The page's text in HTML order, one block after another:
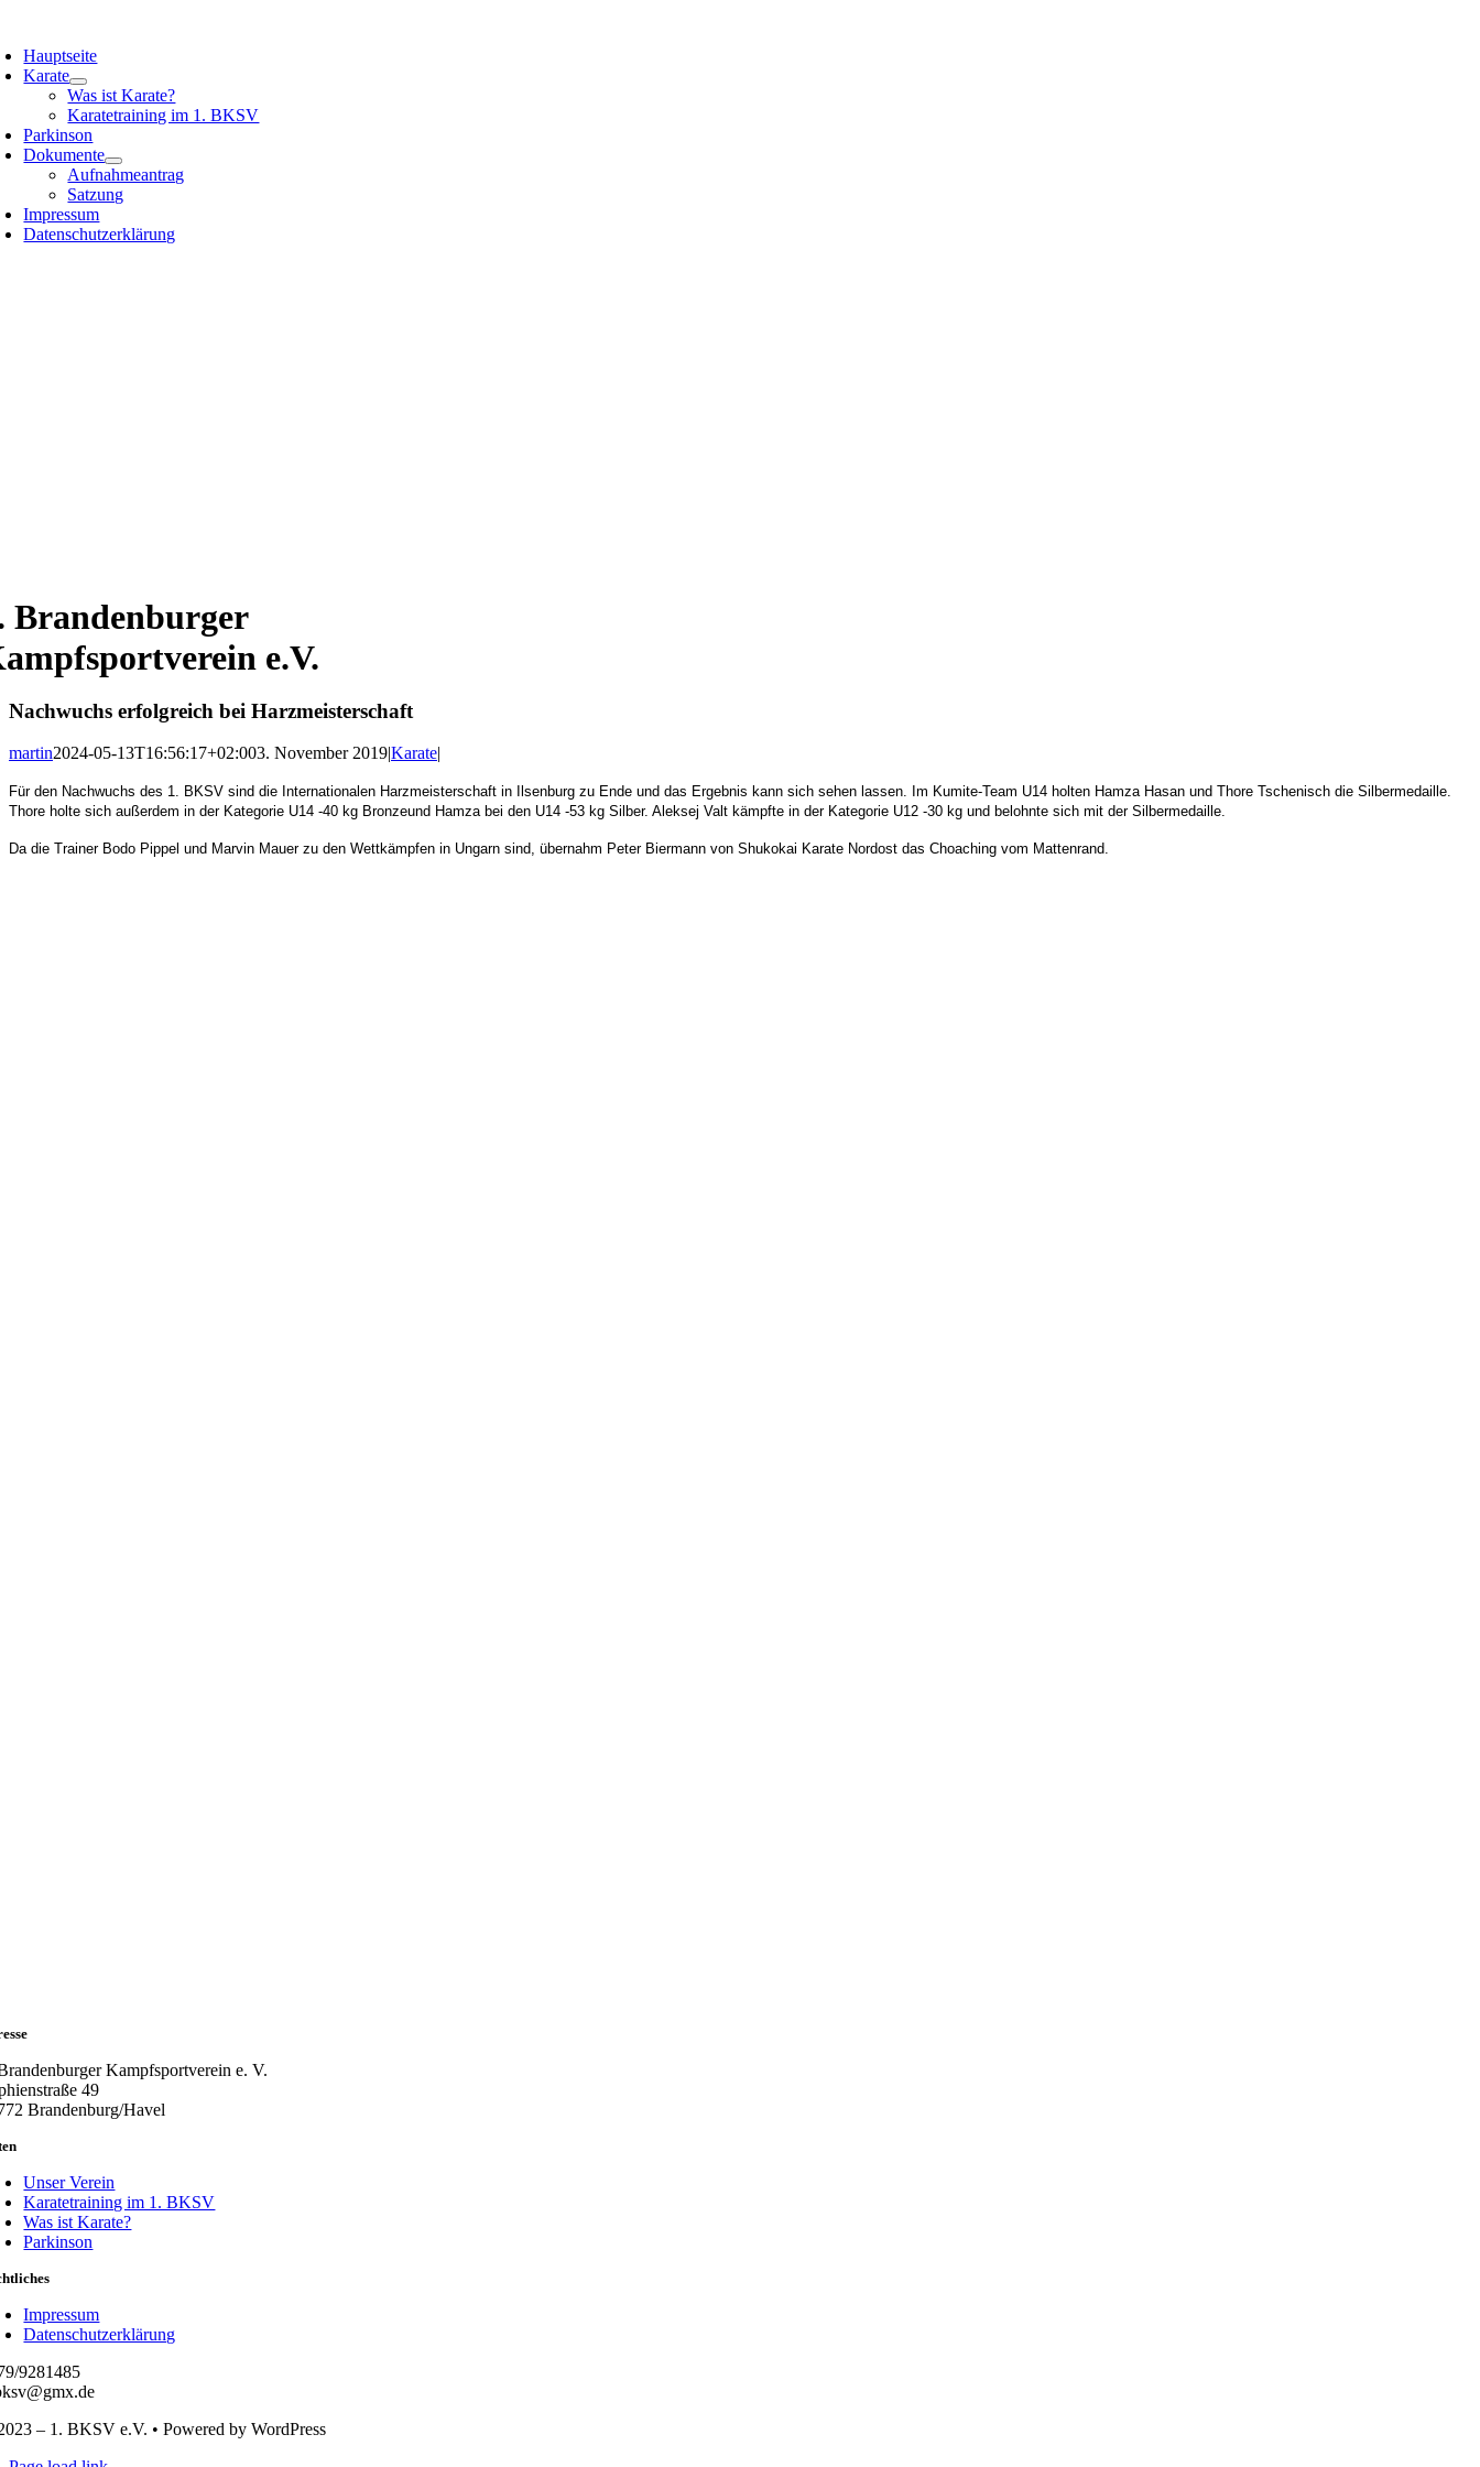
springen
Hauptseite
Karate
Was ist Karate?
Karatetraining im 1. BKSV
Parkinson
Dokumente
Aufnahmeantrag
Satzung
Impressum
Datenschutzerklärung
Brandenburger
e.V.
Nachwuchs erfolgreich bei Harzmeisterschaft
martin2024-05-13T16:56:17+02:003. November 2019|Karate|
Für den Nachwuchs des 1. BKSV sind die Internationalen Harzmeisterschaft in Ilsenburg zu Ende und das Ergebnis kann sich sehen lassen. Im Kumite-Team U14 holten Hamza Hasan und Thore Tschenisch die Silbermedaille.
Thore holte sich außerdem in der Kategorie U14 -40 kg Bronzeund Hamza bei den U14 -53 kg Silber. Aleksej Valt kämpfte in der Kategorie U12 -30 kg und belohnte sich mit der Silbermedaille.
Da die Trainer Bodo Pippel und Marvin Mauer zu den Wettkämpfen in Ungarn sind, übernahm Peter Biermann von Shukokai Karate Nordost das Choaching vom Mattenrand.
Kampfsportverein e. V.
49
Brandenburg/Havel
Unser Verein
Karatetraining im 1. BKSV
Was ist Karate?
Parkinson
Impressum
Datenschutzerklärung
9281485
– 1. BKSV e.V. • Powered by WordPress